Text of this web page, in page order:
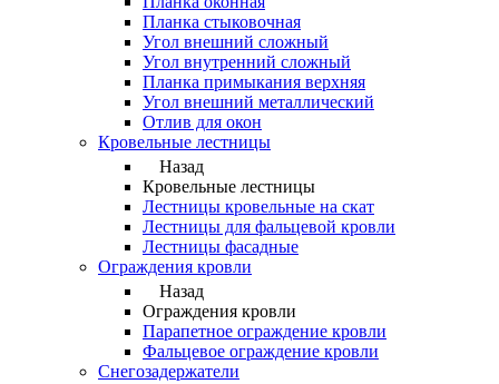
Планка стыковочная
Угол внешний сложный
Угол внутренний сложный
Планка примыкания верхняя
Угол внешний металлический
Отлив для окон
Кровельные лестницы
Назад
Кровельные лестницы
Лестницы кровельные на скат
Лестницы для фальцевой кровли
Лестницы фасадные
Ограждения кровли
Назад
Ограждения кровли
Парапетное ограждение кровли
Фальцевое ограждение кровли
Снегозадержатели